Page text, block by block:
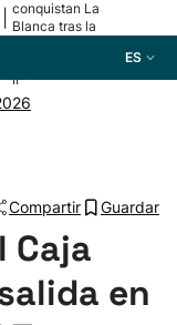
conquistan La
Blanca tras la
II
ES
Compartir Guardar
Caja
en